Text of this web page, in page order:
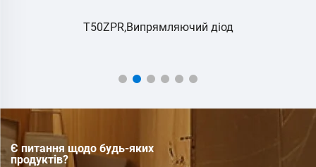
T50ZPR,Випрямляючий діод
Є питання щодо будь-яких
продуктів?